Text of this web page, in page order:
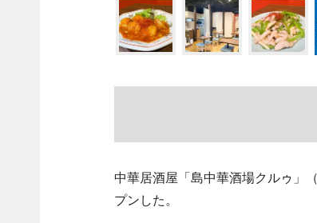
中華居酒屋「島中華酒場クルゥ
プンした。